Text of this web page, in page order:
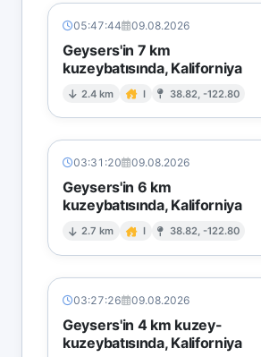
05:47:44 09.08.2026
Geysers'in 7 km
kuzeybatısında, Kaliforniya
2.4 km I 38.82, -122.80
03:31:20 09.08.2026
Geysers'in 6 km
kuzeybatısında, Kaliforniya
2.7 km I 38.82, -122.80
03:27:26 09.08.2026
Geysers'in 4 km kuzey-
kuzeybatısında, Kaliforniya